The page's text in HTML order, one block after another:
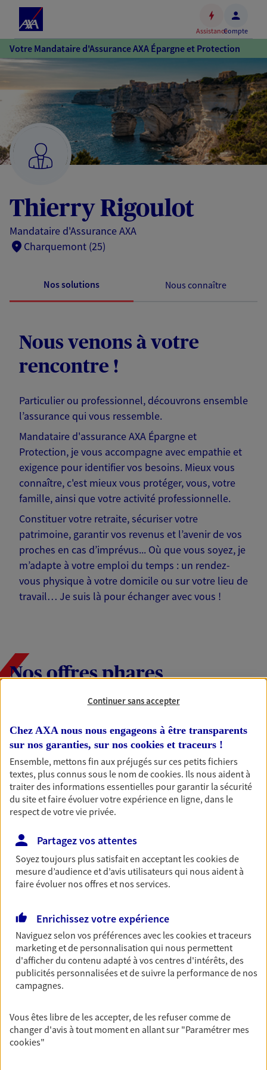
Accéder
au
principal
Accéder
au
pied
de
page
AssistanceCompte
Votre Mandataire d'Assurance AXA Épargne et Protection
Thierry Rigoulot
Mandataire d'Assurance AXA
Charquemont (25)
Nos solutions Nous connaître
Nous venons à votre
rencontre !
Particulier ou professionnel, découvrons ensemble
l’assurance qui vous ressemble.
Mandataire d'assurance AXA Épargne et
Protection, je vous accompagne avec empathie et
exigence pour identifier vos besoins. Mieux vous
connaître, c'est mieux vous protéger, vous, votre
famille, ainsi que votre activité professionnelle.
Constituer votre retraite, sécuriser votre
patrimoine, garantir vos revenus et l’avenir de vos
proches en cas d’imprévus... Où que vous soyez, je
m’adapte à votre emploi du temps : un rendez-
vous physique à votre domicile ou sur votre lieu de
travail… Je suis là pour échanger avec vous !
Nos offres phares
Épargne
Réalisez vos projets grâce à votre épargne : achat
immobilier, études des enfants ou voyage autour
du monde… Épargnez à votre rythme et
simplement, selon votre profil.
Retraite
Préparez sereinement ce nouveau chapitre de
votre vie avec les conseils d'un expert. Découvrez
notre solution PER (Plan Epargne Retraite)
spécialement conçue pour la retraite.
Couvrez vos dépenses de santé ainsi que celles de
votre famille avec la complémentaire santé qui
vous ressemble.
Prévoyance
contrat prévoyance. Préservez vos proches en cas
d'accident ou de maladie en optant pour les
garanties incapacité temporaire totale de travail,
Continuer sans accepter
Chez AXA nous nous engageons à être transparents
sur nos garanties, sur nos cookies et traceurs !
Ensemble, mettons fin aux préjugés sur ces petits fichiers
textes, plus connus sous le nom decookies. Ils nous aident à
traiter des informations essentielles pour garantir la sécurité
du site et faire évoluer votre expérience en ligne, dans le
respect de votre vie privée.
Partagez vos attentes
Soyez toujours plus satisfait en acceptant lescookiesde
mesure d’audience et d’avis utilisateurs qui nous aident à
faire évoluer nos offres et nos services.
Enrichissez votre expérience
Naviguez selon vos préférences avec lescookies et traceurs
marketing et de personnalisation qui nous permettent
d'afficher du contenu adapté à vos centres d'intérêts, des
publicités personnalisées et de suivre la performance de nos
campagnes.
Vous êtes libre de les accepter, de les refuser comme de
changer d'avis à tout moment en allant sur "Paramétrer mes
cookies"